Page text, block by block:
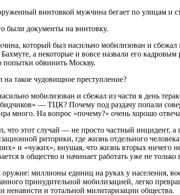
винтовкой мужчина бегает по улицам и
были документы на винтовку.
который был насильно мобилизован и
а некоторые и вовсе назвали его
попытки обвинить Москву.
такое чудовищное преступление?
мобилизован и сбежал из части в день
— ТЦК? Почему под раздачу попали
много. На вопрос «почему?» очень хорошо
этот случай — не просто частный инцидент,
риторики, где жизнь отдельного
и «чужих», внушая, что жизнь вторых ничего
в общество и начинает работать уже не только
оружие: миллионы единиц на руках у населения,
принудительной мобилизацией, легко
ненависти и тотальной милитаризации общества.